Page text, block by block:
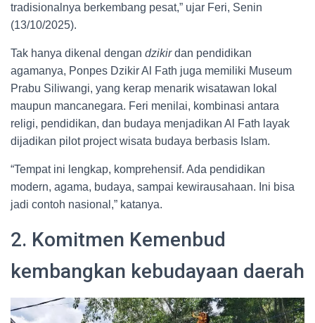
tradisionalnya berkembang pesat,” ujar Feri, Senin
(13/10/2025).
Tak hanya dikenal dengan dzikirdan pendidikan
agamanya, Ponpes Dzikir Al Fath juga memiliki Museum
Prabu Siliwangi, yang kerap menarik wisatawan lokal
maupun mancanegara. Feri menilai, kombinasi antara
religi, pendidikan, dan budaya menjadikan Al Fath layak
dijadikan pilot project wisata budaya berbasis Islam.
“Tempat ini lengkap, komprehensif. Ada pendidikan
modern, agama, budaya, sampai kewirausahaan. Ini bisa
jadi contoh nasional,” katanya.
2. Komitmen Kemenbud
kembangkan kebudayaan daerah